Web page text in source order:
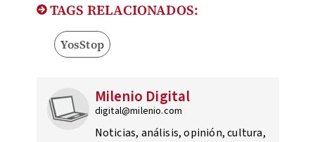
TAGS RELACIONADOS:
YosStop
Milenio Digital
digital@milenio.com
Noticias, análisis, opinión, cultura,